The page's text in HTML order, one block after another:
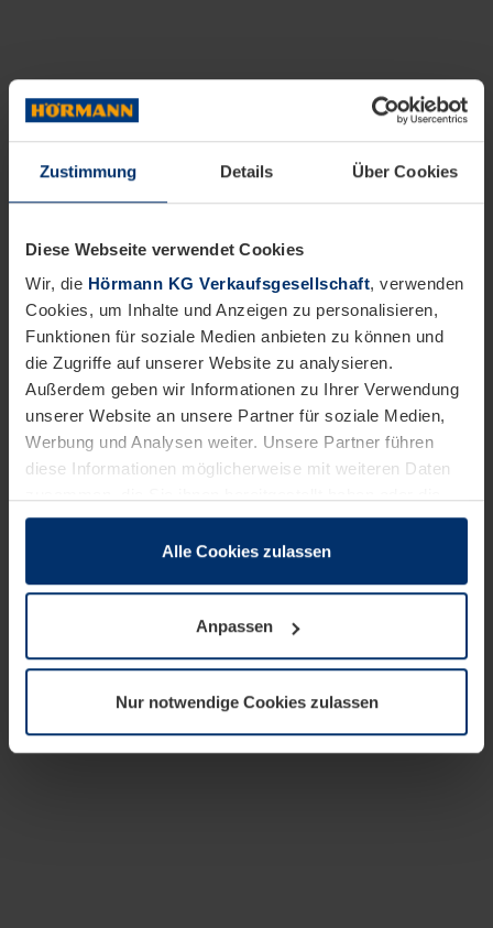
Zustimmung Details Über Cookies
Diese Webseite verwendet Cookies
Wir, die Hörmann KG Verkaufsgesellschaft, verwenden
Cookies, um Inhalte und Anzeigen zu personalisieren,
Funktionen für soziale Medien anbieten zu können und
die Zugriffe auf unserer Website zu analysieren.
Außerdem geben wir Informationen zu Ihrer Verwendung
unserer Website an unsere Partner für soziale Medien,
Werbung und Analysen weiter. Unsere Partner führen
diese Informationen möglicherweise mit weiteren Daten
sie im Rahmen Ihrer Nutzung der Dienste gesammelt
wenn diese für den Betrieb dieser Seite unbedingt
notwendig sind. Für alle anderen Cookie-Typen benötigen
wir Ihre Erlaubnis. Ihre Einwilligung können Sie jederzeit
Datenschutzerklärungunserer Website ändern oder
widerrufen.
Alle Cookies zulassen
Anpassen
Nur notwendige Cookies zulassen